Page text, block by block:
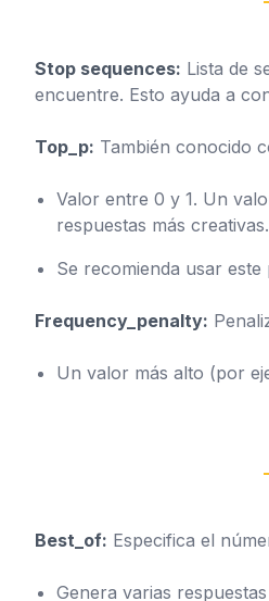
Stop sequences: Lista de
encuentre. Esto ayuda a
Top_p: También conocido
Valor entre 0 y 1. Un
respuestas más creativas.
Se recomienda usar
Frequency_penalty:
Un valor más alto (por
Best_of: Especifica el
Genera varias